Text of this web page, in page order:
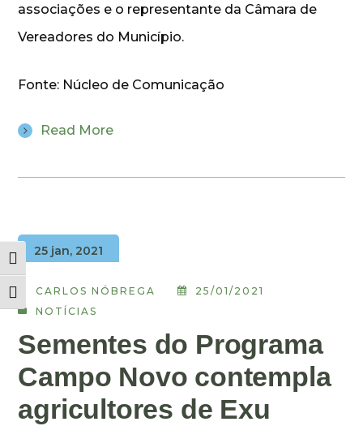
Alternar alto contraste
Alternar tamanho da fonte
associações e o representante da Câmara de
Vereadores do Município.
Fonte: Núcleo de Comunicação
Read More
25 jan, 2021
CARLOS NÓBREGA
25/01/2021
NOTÍCIAS
Sementes do Programa
Campo Novo contempla
agricultores de Exu